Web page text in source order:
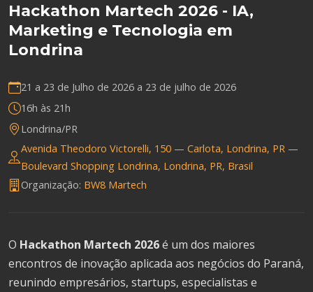
Hackathon Martech 2026 - IA,
Marketing e Tecnologia em
Londrina
21 a 23 de Julho de 2026 a 23 de julho de 2026
16h às 21h
Londrina/PR
Avenida Theodoro Victorelli, 150 — Carlota, Londrina, PR —
Boulevard Shopping Londrina, Londrina, PR, Brasil
Organização: BW8 Martech
O Hackathon Martech 2026é um dos maiores
encontros de inovação aplicada aos negócios do Paraná,
reunindo empresários, startups, especialistas e